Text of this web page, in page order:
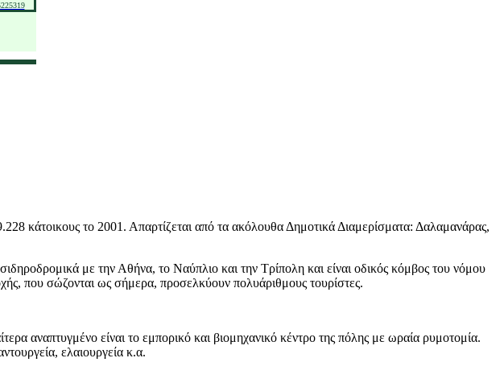
κάτοικους το 2001. Απαρτίζεται από τα ακόλουθα Δημοτικά Διαμερίσματα: Δαλαμανάρας,
με την Αθήνα, το Ναύπλιο και την Τρίπολη και είναι οδικός κόμβος του νόμου
που σώζονται ως σήμερα, προσελκύουν πολυάριθμους τουρίστες.
αναπτυγμένο είναι το εμπορικό και βιομηχανικό κέντρο της πόλης με ωραία ρυμοτομία.
ελαιουργεία κ.α.